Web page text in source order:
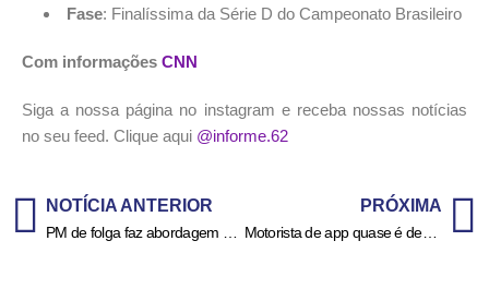
Fase: Finalíssima da Série D do Campeonato Brasileiro
Com informações CNN
Siga a nossa página no instagram e receba nossas notícias
no seu feed. Clique aqui @informe.62
NOTÍCIA ANTERIOR PRÓXIMA
Motorista de app quase é degolado por passageiro, em Goiânia; veja vídeo para entender